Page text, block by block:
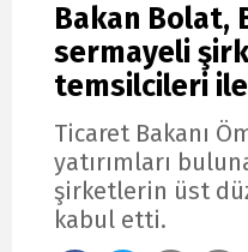
Bakan Bolat,
sermayeli
temsilcileri
Ticaret Bakanı
yatırımları
şirketlerin üst
kabul etti.